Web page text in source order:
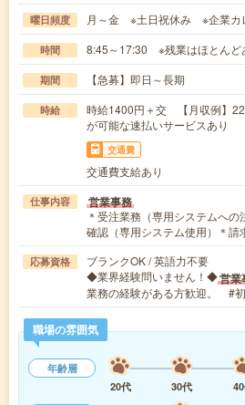
曜日頻度 月～金 ※土日祝休み ※企業カ
時間 8:45～17:30 ※残業はほとんど
期間 【急募】即日～長期
時給
時給1400円＋交 【月収例】
が可能な速払いサービスあり
交通費
交通費支給あり
仕事内容 営業事務
＊受注業務（専用システムへ
確認（専用システム使用）＊
応募資格
ブランクOK / 英語力不要
◆業界経験問いません！◆営業
業務の経験がある方歓迎。 #
職場の雰囲気
年齢層
20代
30代